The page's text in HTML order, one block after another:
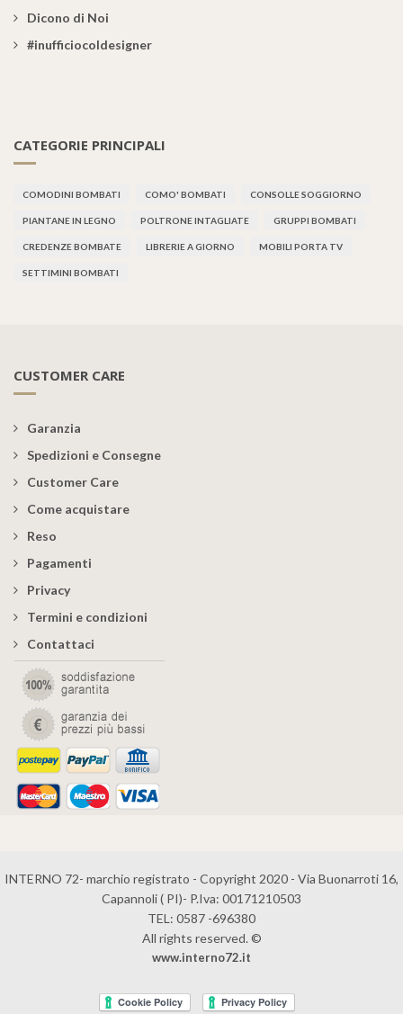
Dicono di Noi
#inufficiocoldesigner
CATEGORIE PRINCIPALI
COMODINI BOMBATI COMO' BOMBATI CONSOLLE SOGGIORNO
PIANTANE IN LEGNO POLTRONE INTAGLIATE GRUPPI BOMBATI
CREDENZE BOMBATE LIBRERIE A GIORNO MOBILI PORTA TV
SETTIMINI BOMBATI
CUSTOMER CARE
Garanzia
Spedizioni e Consegne
Customer Care
Come acquistare
Reso
Pagamenti
Privacy
Termini e condizioni
Contattaci
INTERNO 72- marchio registrato - Copyright 2020 - Via Buonarroti 16,
Capannoli ( PI)- P.Iva: 00171210503
TEL: 0587 -696380
All rights reserved. ©
www.interno72.it